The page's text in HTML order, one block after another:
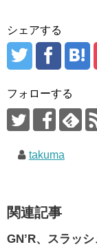
シェアする
フォローする
takuma
関連記事
GN’R、スラッ